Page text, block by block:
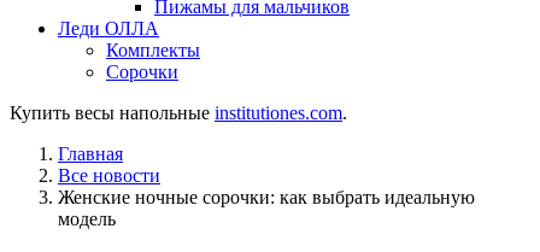
Пижамы для мальчиков
Леди ОЛЛА
Комплекты
Сорочки
Купить весы напольные institutiones.com.
Главная
Все новости
Женские ночные сорочки: как выбрать идеальную
модель